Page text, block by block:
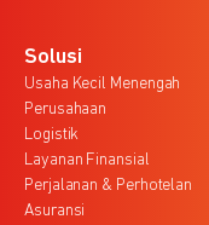
Solusi
Usaha Kecil Menengah
Perusahaan
Logistik
Layanan Finansial
Perjalanan & Perhotelan
Asuransi